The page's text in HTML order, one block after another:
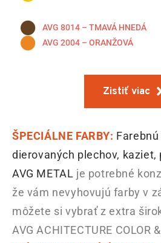
AVG 8014 – TMAVÁ HNEDÁ
AVG 2004 – ORANŽOVÁ
Zistiť viac
ŠPECIÁLNE FARBY:
dierovaných plechov,
AVG METAL je potrebné
že vám nevyhovujú farby v
môžete si vybrať z extra
AVG ACHITECTURE COLOR